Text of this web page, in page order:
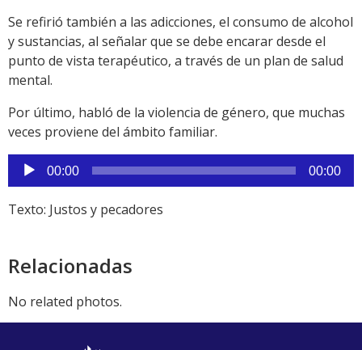
Se refirió también a las adicciones, el consumo de alcohol
y sustancias, al señalar que se debe encarar desde el
punto de vista terapéutico, a través de un plan de salud
mental.
Por último, habló de la violencia de género, que muchas
veces proviene del ámbito familiar.
Reproductor
de
audio
00:00 00:00
Texto: Justos y pecadores
Relacionadas
No related photos.